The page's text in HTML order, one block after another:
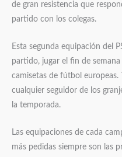
de gran resistencia que
partido con los colegas.
Esta segunda equipación del
partido, jugar el fin de
camisetas de fútbol europeas.
cualquier seguidor de los
la temporada.
Las equipaciones de cada
más pedidas siempre son las